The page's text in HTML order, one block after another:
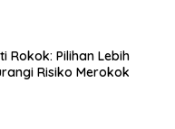
Rokok: Pilihan Lebih
Risiko Merokok